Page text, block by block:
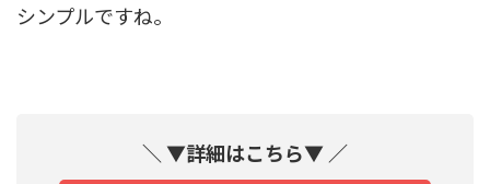
シンプルですね。
＼ ▼詳細はこちら▼ ／